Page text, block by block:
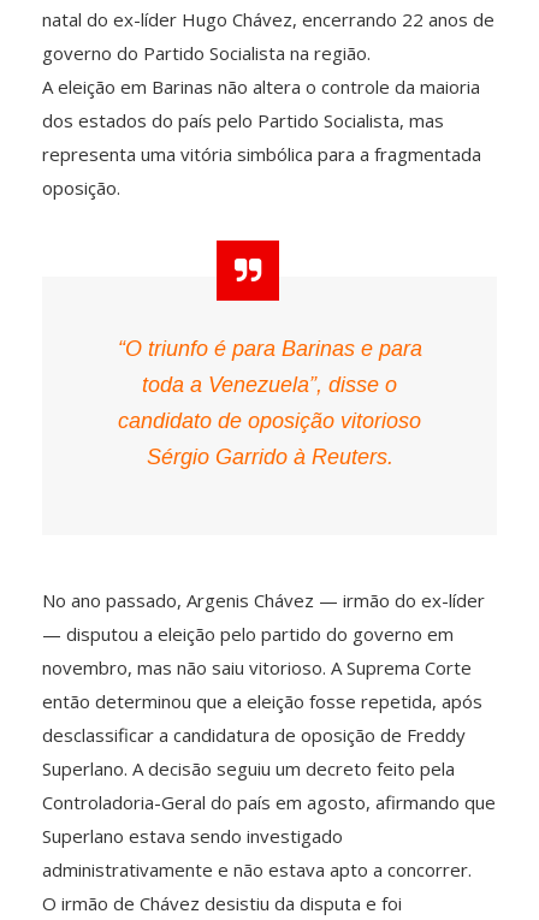
natal do ex-líder Hugo Chávez, encerrando 22 anos de
governo do Partido Socialista na região.
A eleição em Barinas não altera o controle da maioria
dos estados do país pelo Partido Socialista, mas
representa uma vitória simbólica para a fragmentada
oposição.
“O triunfo é para Barinas e para
toda a Venezuela”, disse o
candidato de oposição vitorioso
Sérgio Garrido à Reuters.
No ano passado, Argenis Chávez — irmão do ex-líder
— disputou a eleição pelo partido do governo em
novembro, mas não saiu vitorioso. A Suprema Corte
então determinou que a eleição fosse repetida, após
desclassificar a candidatura de oposição de Freddy
Superlano. A decisão seguiu um decreto feito pela
Controladoria-Geral do país em agosto, afirmando que
Superlano estava sendo investigado
administrativamente e não estava apto a concorrer.
O irmão de Chávez desistiu da disputa e foi